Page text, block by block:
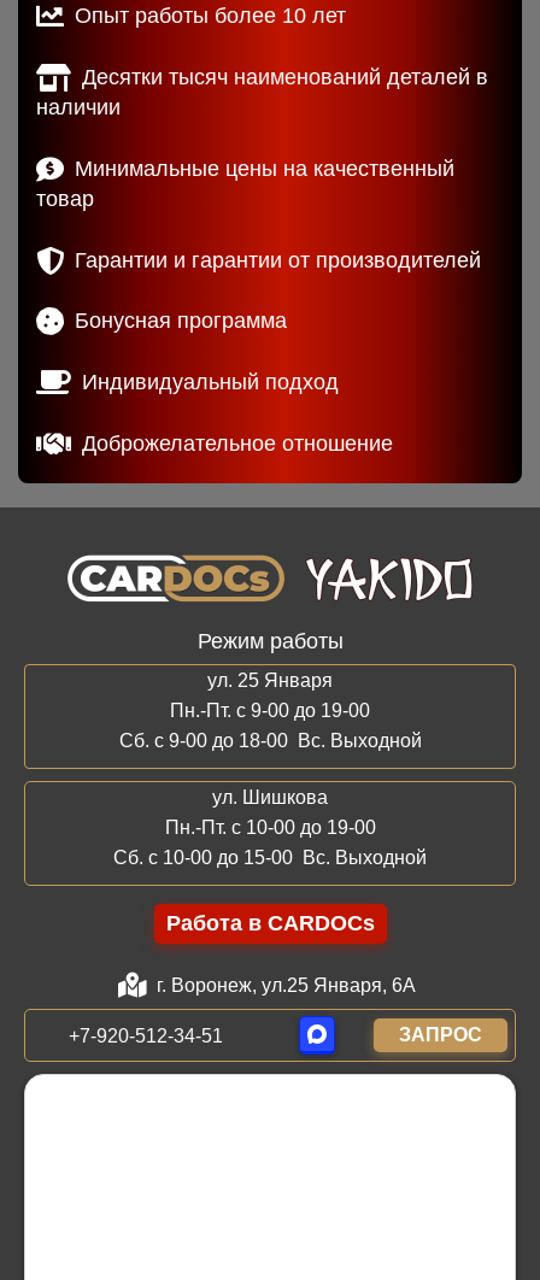
Опыт работы более 10 лет
Десятки тысяч наименований деталей в
наличии
Минимальные цены на качественный
товар
Гарантии и гарантии от производителей
Бонусная программа
Индивидуальный подход
Доброжелательное отношение
Режим работы
ул. 25 Января
Пн.-Пт. с 9-00 до 19-00
Сб. с 9-00 до 18-00 Вс. Выходной
ул. Шишкова
Пн.-Пт. с 10-00 до 19-00
Сб. с 10-00 до 15-00 Вс. Выходной
Работа в CARDOCs
г. Воронеж, ул.25 Января, 6А
+7-920-512-34-51 ЗАПРОС